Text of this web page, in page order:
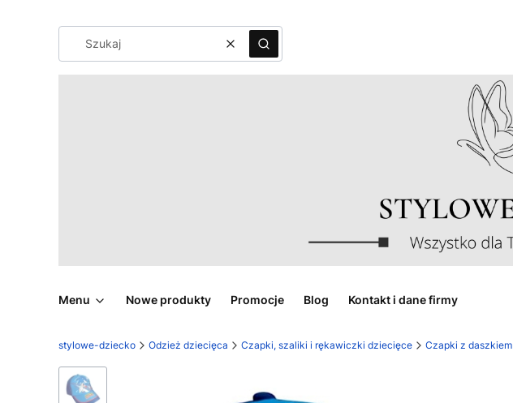
WyczyśćSzukaj
Menu Nowe produkty Promocje Blog Kontakt i dane firmy
stylowe-dziecko Odzież dziecięca Czapki, szaliki i rękawiczki dziecięce Czapki z daszkiem